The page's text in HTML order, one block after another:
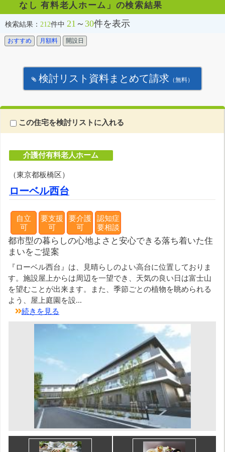
なし 有料老人ホーム」の検索結果
検索結果： 212件中 21 ～ 30件を表示
おすすめ 月額料 開設日
検討リスト資料まとめて請求 （無料）
この住宅を検討リストに入れる
介護付有料老人ホーム
（東京都板橋区）
ローベル西台
自立
可
要支援
可
要介護
可
認知症
要相談
都市型の暮らしの心地よさと安心できる落ち着いた住
まいをご提案
『ローベル西台』は、見晴らしのよい高台に位置しておりま
す。施設屋上からは周辺を一望でき、天気の良い日は富士山
を望むことが出来ます。また、季節ごとの植物を眺められる
よう、屋上庭園を設...
続きを見る